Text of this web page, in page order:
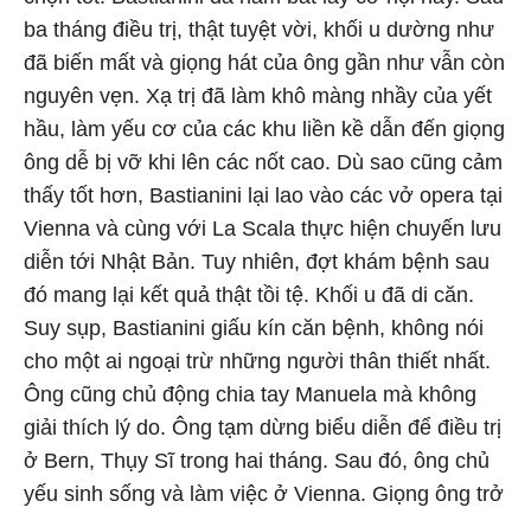
ba tháng điều trị, thật tuyệt vời, khối u dường như
đã biến mất và giọng hát của ông gần như vẫn còn
nguyên vẹn. Xạ trị đã làm khô màng nhầy của yết
hầu, làm yếu cơ của các khu liền kề dẫn đến giọng
ông dễ bị vỡ khi lên các nốt cao. Dù sao cũng cảm
thấy tốt hơn, Bastianini lại lao vào các vở opera tại
Vienna và cùng với La Scala thực hiện chuyến lưu
diễn tới Nhật Bản. Tuy nhiên, đợt khám bệnh sau
đó mang lại kết quả thật tồi tệ. Khối u đã di căn.
Suy sụp, Bastianini giấu kín căn bệnh, không nói
cho một ai ngoại trừ những người thân thiết nhất.
Ông cũng chủ động chia tay Manuela mà không
giải thích lý do. Ông tạm dừng biểu diễn để điều trị
ở Bern, Thụy Sĩ trong hai tháng. Sau đó, ông chủ
yếu sinh sống và làm việc ở Vienna. Giọng ông trở